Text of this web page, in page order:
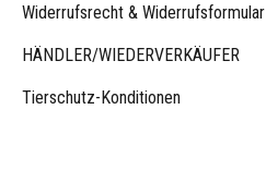
Widerrufsrecht & Widerrufsformular
HÄNDLER/WIEDERVERKÄUFER
Tierschutz-Konditionen